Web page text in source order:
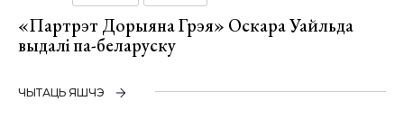
«Партрэт Дорыяна Грэя» Оскара Уайльда
выдалі па-беларуску
ЧЫТАЦЬ ЯШЧЭ